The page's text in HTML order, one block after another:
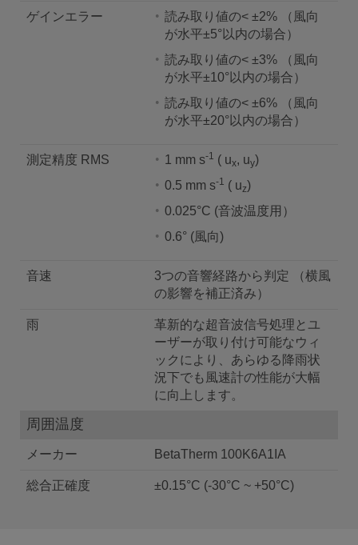
ゲインエラー
読み取り値の< ±2% （風向
が水平±5°以内の場合）
読み取り値の< ±3% （風向
が水平±10°以内の場合）
読み取り値の< ±6% （風向
が水平±20°以内の場合）
測定精度 RMS 1 mm s-1 ( ux, uy)
0.5 mm s-1 ( uz)
0.025°C (音波温度用）
0.6° (風向)
音速
3つの音響経路から判定 （横風
の影響を補正済み）
雨
革新的な超音波信号処理とユ
ーザーが取り付け可能なウィ
ックにより、あらゆる降雨状
況下でも風速計の性能が大幅
に向上します。
周囲温度
メーカー BetaTherm 100K6A1IA
総合正確度 ±0.15°C (-30°C ~ +50°C)